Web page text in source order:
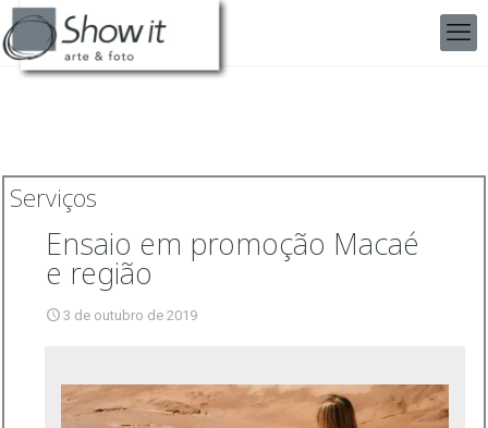
Serviços
Ensaio em promoção Macaé
e região
3 de outubro de 2019